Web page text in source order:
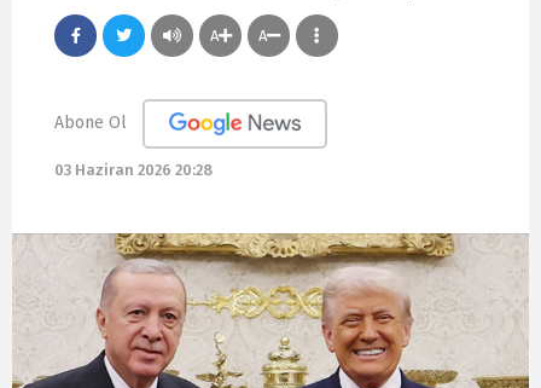
A A
Abone Ol
03 Haziran 2026 20:28